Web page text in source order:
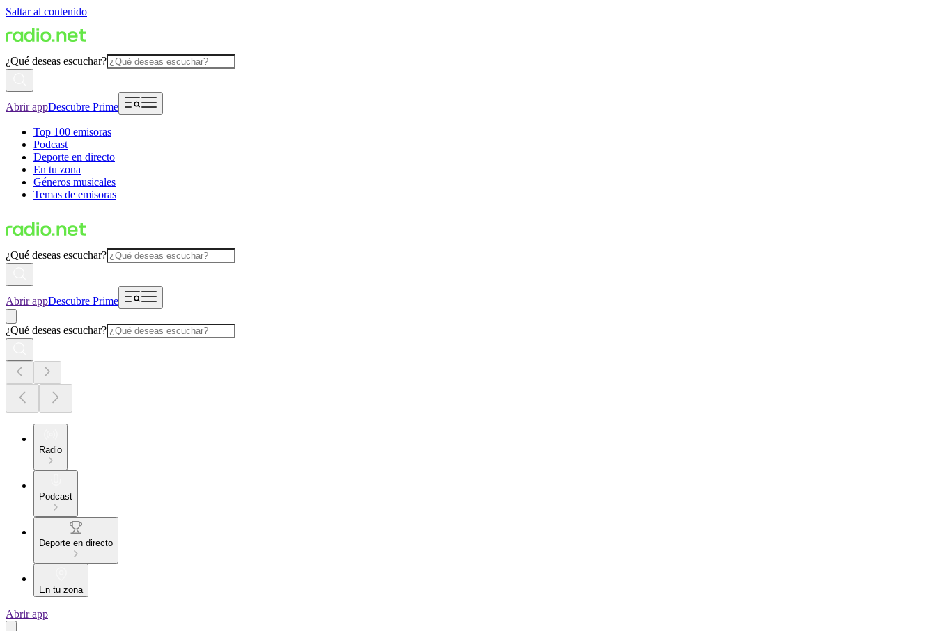
Saltar al contenido
¿Qué deseas escuchar?
Abrir appDescubre Prime
Top 100 emisoras
Podcast
Deporte en directo
En tu zona
Géneros musicales
Temas de emisoras
¿Qué deseas escuchar?
Abrir appDescubre Prime
¿Qué deseas escuchar?
Radio
Podcast
Deporte en directo
En tu zona
Abrir app